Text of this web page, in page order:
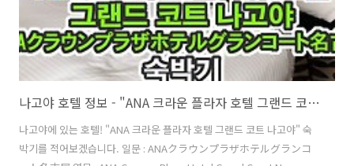
나고야 호텔 정보 - "ANA 크라운 플라자 호텔 그랜드 코트 나고야" 숙박기
나고야에 있는 호텔! "ANA 크라운 플라자 호텔 그랜드 코트 나고야" 숙
박기를 적어보겠습니다. 일문 : ANAクラウンプラザホテルグランコ